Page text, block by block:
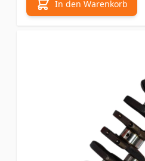
In den Warenkorb